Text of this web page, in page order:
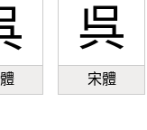
呉
宋體